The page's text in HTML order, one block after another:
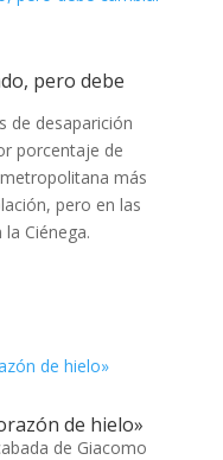
pero debe
de desaparición
porcentaje de
más
pero en las
Ciénega.
de hielo»
de Giacomo